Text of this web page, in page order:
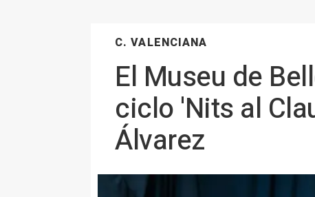
C. VALENCIANA
El Museu de
ciclo 'Nits al
Álvarez